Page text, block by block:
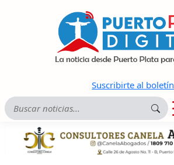
Suscribirte al boletín